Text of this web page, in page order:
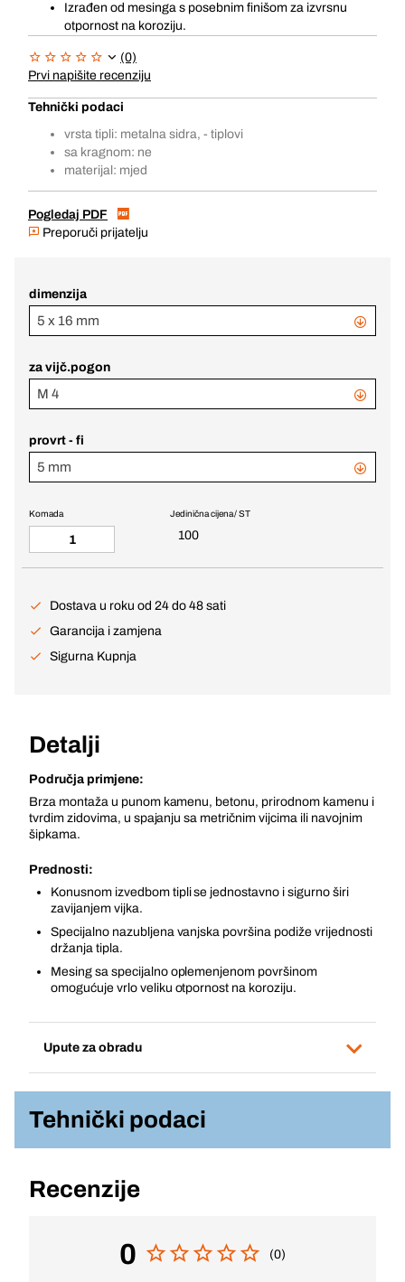
Izrađen od mesinga s posebnim finišom za izvrsnu
otpornost na koroziju.
(0)
Prvi napišite recenziju
Tehnički podaci
vrsta tipli: metalna sidra, - tiplovi
sa kragnom: ne
materijal: mjed
Pogledaj PDF
Preporuči prijatelju
dimenzija
5 x 16 mm
za vijč.pogon
M 4
provrt - fi
5 mm
Jedinična cijena / ST
100
Komada
Dostava u roku od 24 do 48 sati
Garancija i zamjena
Sigurna Kupnja
Detalji
Područja primjene:
Brza montaža u punom kamenu, betonu, prirodnom kamenu i
tvrdim zidovima, u spajanju sa metričnim vijcima ili navojnim
šipkama.
Prednosti:
Konusnom izvedbom tipli se jednostavno i sigurno širi
zavijanjem vijka.
Specijalno nazubljena vanjska površina podiže vrijednosti
držanja tipla.
Mesing sa specijalno oplemenjenom površinom
omogućuje vrlo veliku otpornost na koroziju.
Upute za obradu
Tehnički podaci
Recenzije
0 (0)